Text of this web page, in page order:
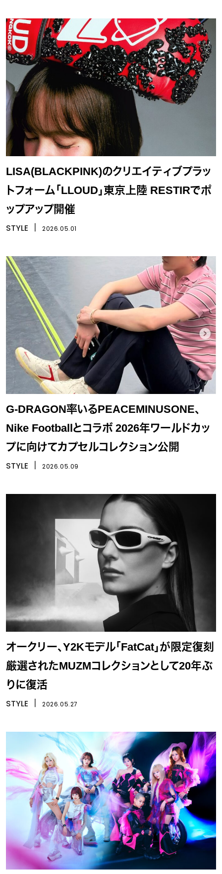
LISA(BLACKPINK)のクリエイティブプラッ
トフォーム「LLOUD」東京上陸 RESTIRでポ
ップアップ開催
STYLE 2026.05.01
G-DRAGON率いるPEACEMINUSONE、
Nike Footballとコラボ 2026年ワールドカッ
プに向けてカプセルコレクション公開
STYLE 2026.05.09
オークリー、Y2Kモデル「FatCat」が限定復刻
厳選されたMUZMコレクションとして20年ぶ
りに復活
STYLE 2026.05.27